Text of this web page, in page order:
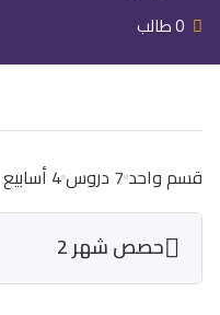
0 طالب
قسم واحد 7 دروس 4 أسابيع
حصص شهر 2